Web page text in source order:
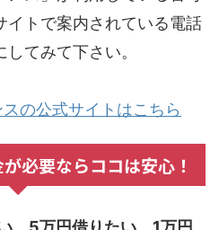
イトで案内されている電話
てみて下さい。
の公式サイトはこちら
必要ならココは安心！